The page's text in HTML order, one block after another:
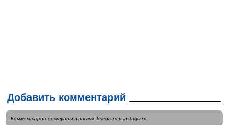
Добавить комментарий
Комментарии доступны в наших Telegramи instagram.